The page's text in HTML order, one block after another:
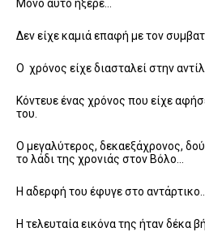
Μόνο αυτό ήξερε…
Δεν είχε καμιά επαφή με τον
Ο χρόνος είχε διασταλεί στην
Κόντευε ένας χρόνος που είχε
του.
Ο μεγαλύτερος, δεκαεξάχρονος,
το λάδι της χρονιάς στον Βόλο…
Η αδερφή του έφυγε στο αντάρτικο….
Η τελευταία εικόνα της ήταν δέκα